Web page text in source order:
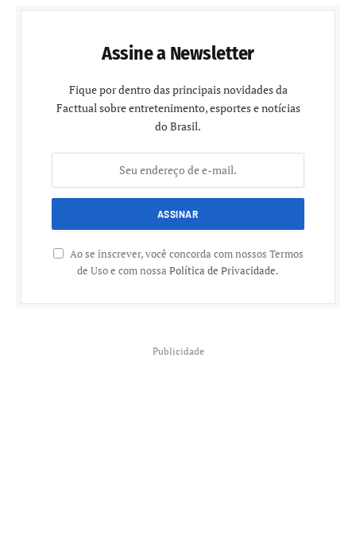
Assine a Newsletter
Fique por dentro das principais novidades da
Facttual sobre entretenimento, esportes e notícias
do Brasil.
Ao se inscrever, você concorda com nossos Termos
de Uso e com nossa Política de Privacidade.
Publicidade